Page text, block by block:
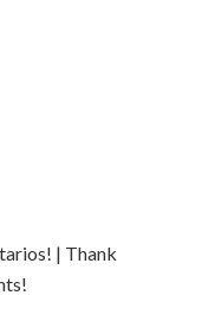
| Thank